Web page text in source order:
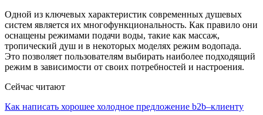
Одной из ключевых характеристик современных душевых
систем является их многофункциональность. Как правило они
оснащены режимами подачи воды, такие как массаж,
тропический душ и в некоторых моделях режим водопада.
Это позволяет пользователям выбирать наиболее подходящий
режим в зависимости от своих потребностей и настроения.
Сейчас читают
Как написать хорошее холодное предложение b2b–клиенту